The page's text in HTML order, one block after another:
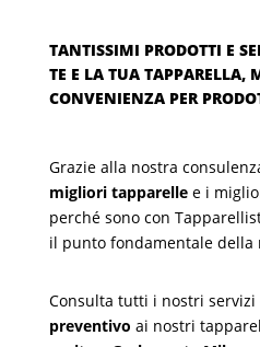
TANTISSIMI PRODOTTI E
TE E LA TUA TAPPARELLA,
CONVENIENZA PER
Grazie alla nostra
migliori tapparellee i
perché sono con
il punto fondamentale
Consulta tutti i nostri
preventivo ai nostri